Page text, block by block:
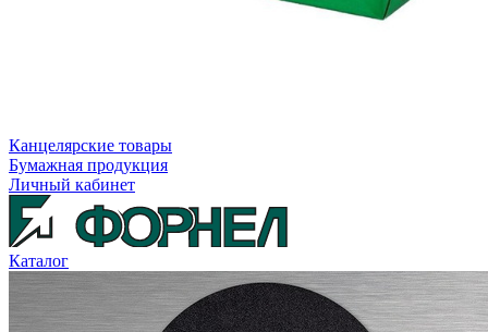
Канцелярские товары
Бумажная продукция
Личный кабинет
Каталог